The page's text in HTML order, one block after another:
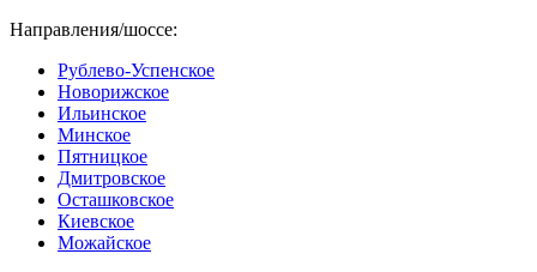
Направления/шоссе:
Рублево-Успенское
Новорижское
Ильинское
Минское
Пятницкое
Дмитровское
Осташковское
Киевское
Можайское